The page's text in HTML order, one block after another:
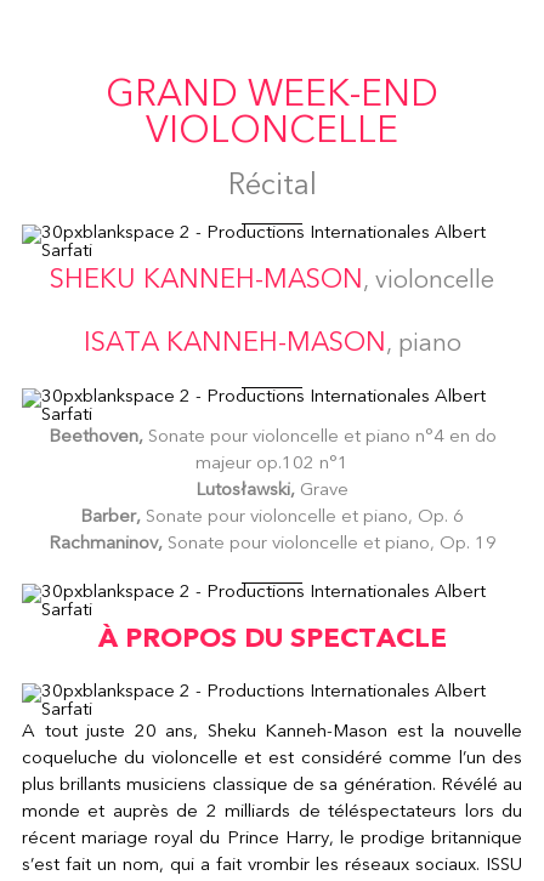
GRAND WEEK-END
VIOLONCELLE
Récital
SHEKU KANNEH-MASON , violoncelle
ISATA KANNEH-MASON , piano
Beethoven,Sonate pour violoncelle et piano n°4 en do
majeur op.102 n°1
Lutosławski, Grave
Barber, Sonate pour violoncelle et piano, Op. 6
Rachmaninov, Sonate pour violoncelle et piano, Op. 19
À PROPOS DU SPECTACLE
A tout juste 20 ans, Sheku Kanneh-Mason est la nouvelle
coqueluche du violoncelle et est considéré comme l’un des
plus brillants musiciens classique de sa génération. Révélé au
monde et auprès de 2 milliards de téléspectateurs lors du
récent mariage royal du Prince Harry, le prodige britannique
s’est fait un nom, qui a fait vrombir les réseaux sociaux. ISSU